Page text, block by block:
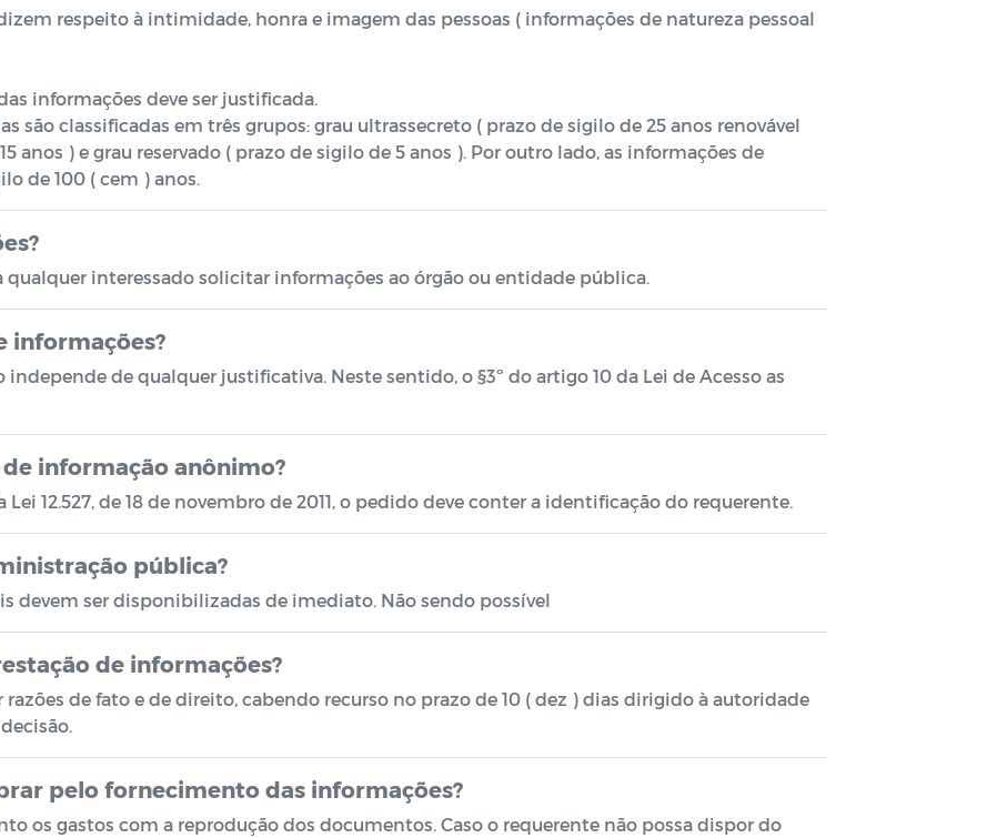
respeito à intimidade, honra e imagem das pessoas ( informações de natureza pessoal
informações deve ser justificada.
são classificadas em três grupos: grau ultrassecreto ( prazo de sigilo de 25 anos renovável
anos ) e grau reservado ( prazo de sigilo de 5 anos ). Por outro lado, as informações de
de 100 ( cem ) anos.
interessado solicitar informações ao órgão ou entidade pública.
informações?
de qualquer justificativa. Neste sentido, o §3º do artigo 10 da Lei de Acesso as
informação anônimo?
12.527, de 18 de novembro de 2011, o pedido deve conter a identificação do requerente.
pública?
devem ser disponibilizadas de imediato. Não sendo possível
de informações?
razões de fato e de direito, cabendo recurso no prazo de 10 ( dez ) dias dirigido à autoridade
pelo fornecimento das informações?
os gastos com a reprodução dos documentos. Caso o requerente não possa dispor do